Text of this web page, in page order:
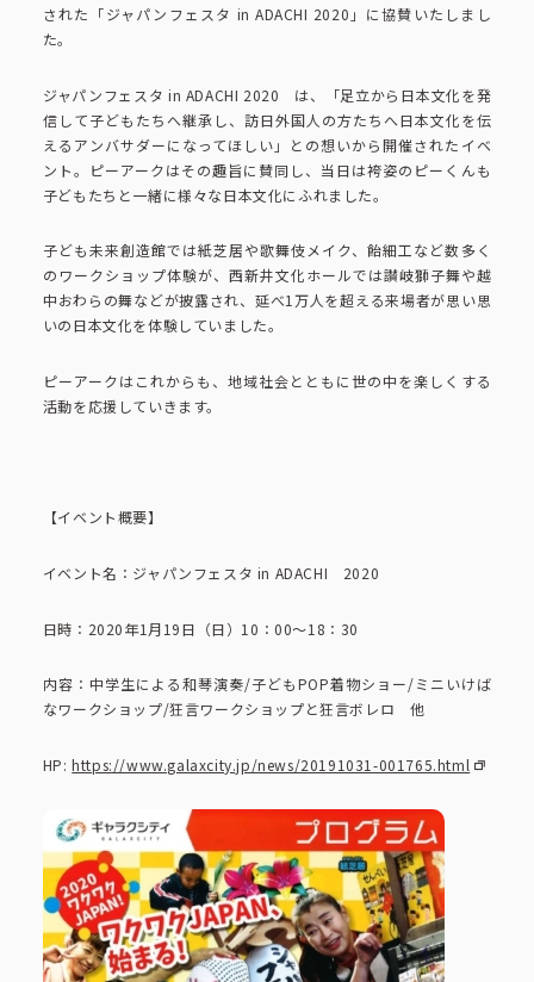
ピーアークで楽しむ
ピーアークで楽しむ トップ
パチンコ・スロット
企業情報
企業情報 トップ
会社概要 代表挨拶
組織図
コーポレートブック
CSR活動
CSR活動 トップ
CSRニュース
トピックス
企業理念
公式アカウント一覧
された「ジャパンフェスタ in ADACHI 2020」に協賛いたしまし
た。
ジャパンフェスタ in ADACHI 2020 は、「足立から日本文化を発
信して子どもたちへ継承し、訪日外国人の方たちへ日本文化を伝
えるアンバサダーになってほしい」との想いから開催されたイベ
ント。ピーアークはその趣旨に賛同し、当日は袴姿のピーくんも
子どもたちと一緒に様々な日本文化にふれました。
子ども未来創造館では紙芝居や歌舞伎メイク、飴細工など数多く
のワークショップ体験が、西新井文化ホールでは讃岐獅子舞や越
中おわらの舞などが披露され、延べ1万人を超える来場者が思い思
いの日本文化を体験していました。
ピーアークはこれからも、地域社会とともに世の中を楽しくする
活動を応援していきます。
【イベント概要】
イベント名：ジャパンフェスタ in ADACHI 2020
日時：2020年1月19日（日）10：00～18：30
内容：中学生による和琴演奏/子どもPOP着物ショー/ミニいけば
なワークショップ/狂言ワークショップと狂言ボレロ 他
HP:https://www.galaxcity.jp/news/20191031-001765.html